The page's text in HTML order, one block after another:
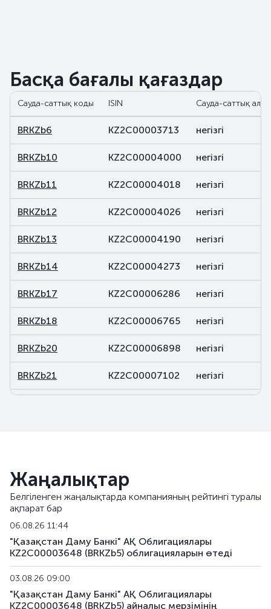
Басқа бағалы қағаздар
Сауда-саттық коды ISIN Сауда-саттық алаң
BRKZb6 KZ2C00003713 негізгі
BRKZb10 KZ2C00004000 негізгі
BRKZb11 KZ2C00004018 негізгі
BRKZb12 KZ2C00004026 негізгі
BRKZb13 KZ2C00004190 негізгі
BRKZb14 KZ2C00004273 негізгі
BRKZb17 KZ2C00006286 негізгі
BRKZb18 KZ2C00006765 негізгі
BRKZb20 KZ2C00006898 негізгі
BRKZb21 KZ2C00007102 негізгі
BRKZb25 KZ2C00008605
BRKZb26
BRKZb27 KZ2C00009132 негізгі
BRKZb28 KZ2C00009140 негізгі
BRKZb33 KZ2C00009645 негізгі
Жаңалықтар
Белгіленген жаңалықтарда компанияның рейтингі туралы
ақпарат бар
06.08.26 11:44
"Қазақстан Даму Банкі" АҚ Облигациялары
KZ2C00003648 (BRKZb5) облигацияларын өтеді
03.08.26 09:00
"Қазақстан Даму Банкі" АҚ Облигациялары
KZ2C00003648 (BRKZb5) айналыс мерзімінің